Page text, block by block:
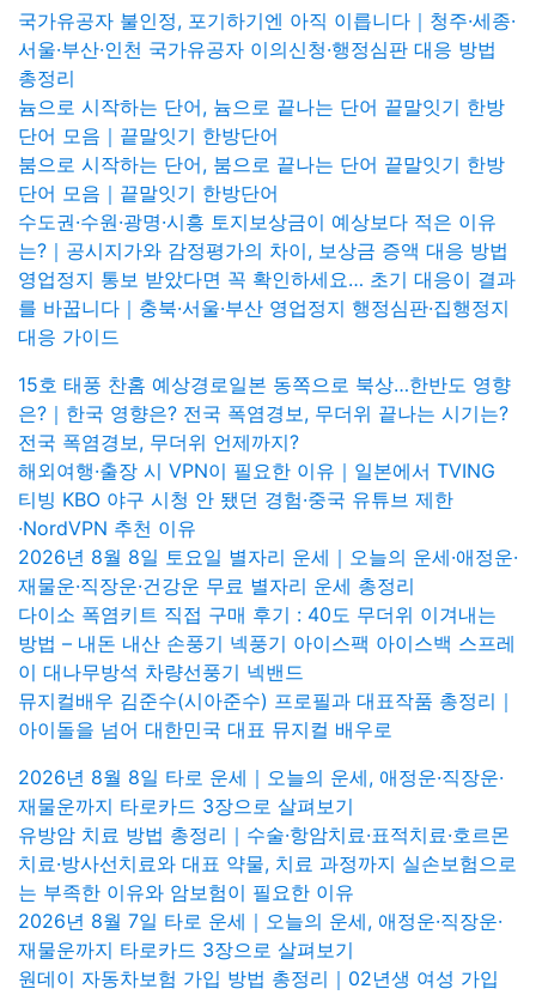
국가유공자 불인정, 포기하기엔 아직 이릅니다｜청주·세종·
서울·부산·인천 국가유공자 이의신청·행정심판 대응 방법
총정리
늄으로 시작하는 단어, 늄으로 끝나는 단어 끝말잇기 한방
단어 모음｜끝말잇기 한방단어
붐으로 시작하는 단어, 붐으로 끝나는 단어 끝말잇기 한방
단어 모음｜끝말잇기 한방단어
수도권·수원·광명·시흥 토지보상금이 예상보다 적은 이유
는?｜공시지가와 감정평가의 차이, 보상금 증액 대응 방법
영업정지 통보 받았다면 꼭 확인하세요… 초기 대응이 결과
를 바꿉니다｜충북·서울·부산 영업정지 행정심판·집행정지
대응 가이드
15호 태풍 찬홈 예상경로일본 동쪽으로 북상…한반도 영향
은?｜한국 영향은? 전국 폭염경보, 무더위 끝나는 시기는?
전국 폭염경보, 무더위 언제까지?
해외여행·출장 시 VPN이 필요한 이유｜일본에서 TVING
티빙 KBO 야구 시청 안 됐던 경험·중국 유튜브 제한
·NordVPN 추천 이유
2026년 8월 8일 토요일 별자리 운세｜오늘의 운세·애정운·
재물운·직장운·건강운 무료 별자리 운세 총정리
다이소 폭염키트 직접 구매 후기 : 40도 무더위 이겨내는
방법 – 내돈 내산 손풍기 넥풍기 아이스팩 아이스백 스프레
이 대나무방석 차량선풍기 넥밴드
뮤지컬배우 김준수(시아준수) 프로필과 대표작품 총정리｜
아이돌을 넘어 대한민국 대표 뮤지컬 배우로
2026년 8월 8일 타로 운세｜오늘의 운세, 애정운·직장운·
재물운까지 타로카드 3장으로 살펴보기
유방암 치료 방법 총정리｜수술·항암치료·표적치료·호르몬
치료·방사선치료와 대표 약물, 치료 과정까지 실손보험으로
는 부족한 이유와 암보험이 필요한 이유
2026년 8월 7일 타로 운세｜오늘의 운세, 애정운·직장운·
재물운까지 타로카드 3장으로 살펴보기
원데이 자동차보험 가입 방법 총정리｜02년생 여성 가입